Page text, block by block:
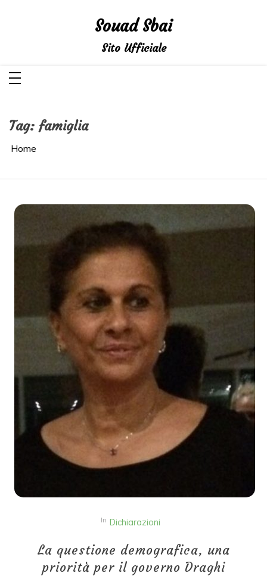
Souad Sbai
Sito Ufficiale
Tag: famiglia
Home
In Dichiarazioni
La questione demografica, una
priorità per il governo Draghi